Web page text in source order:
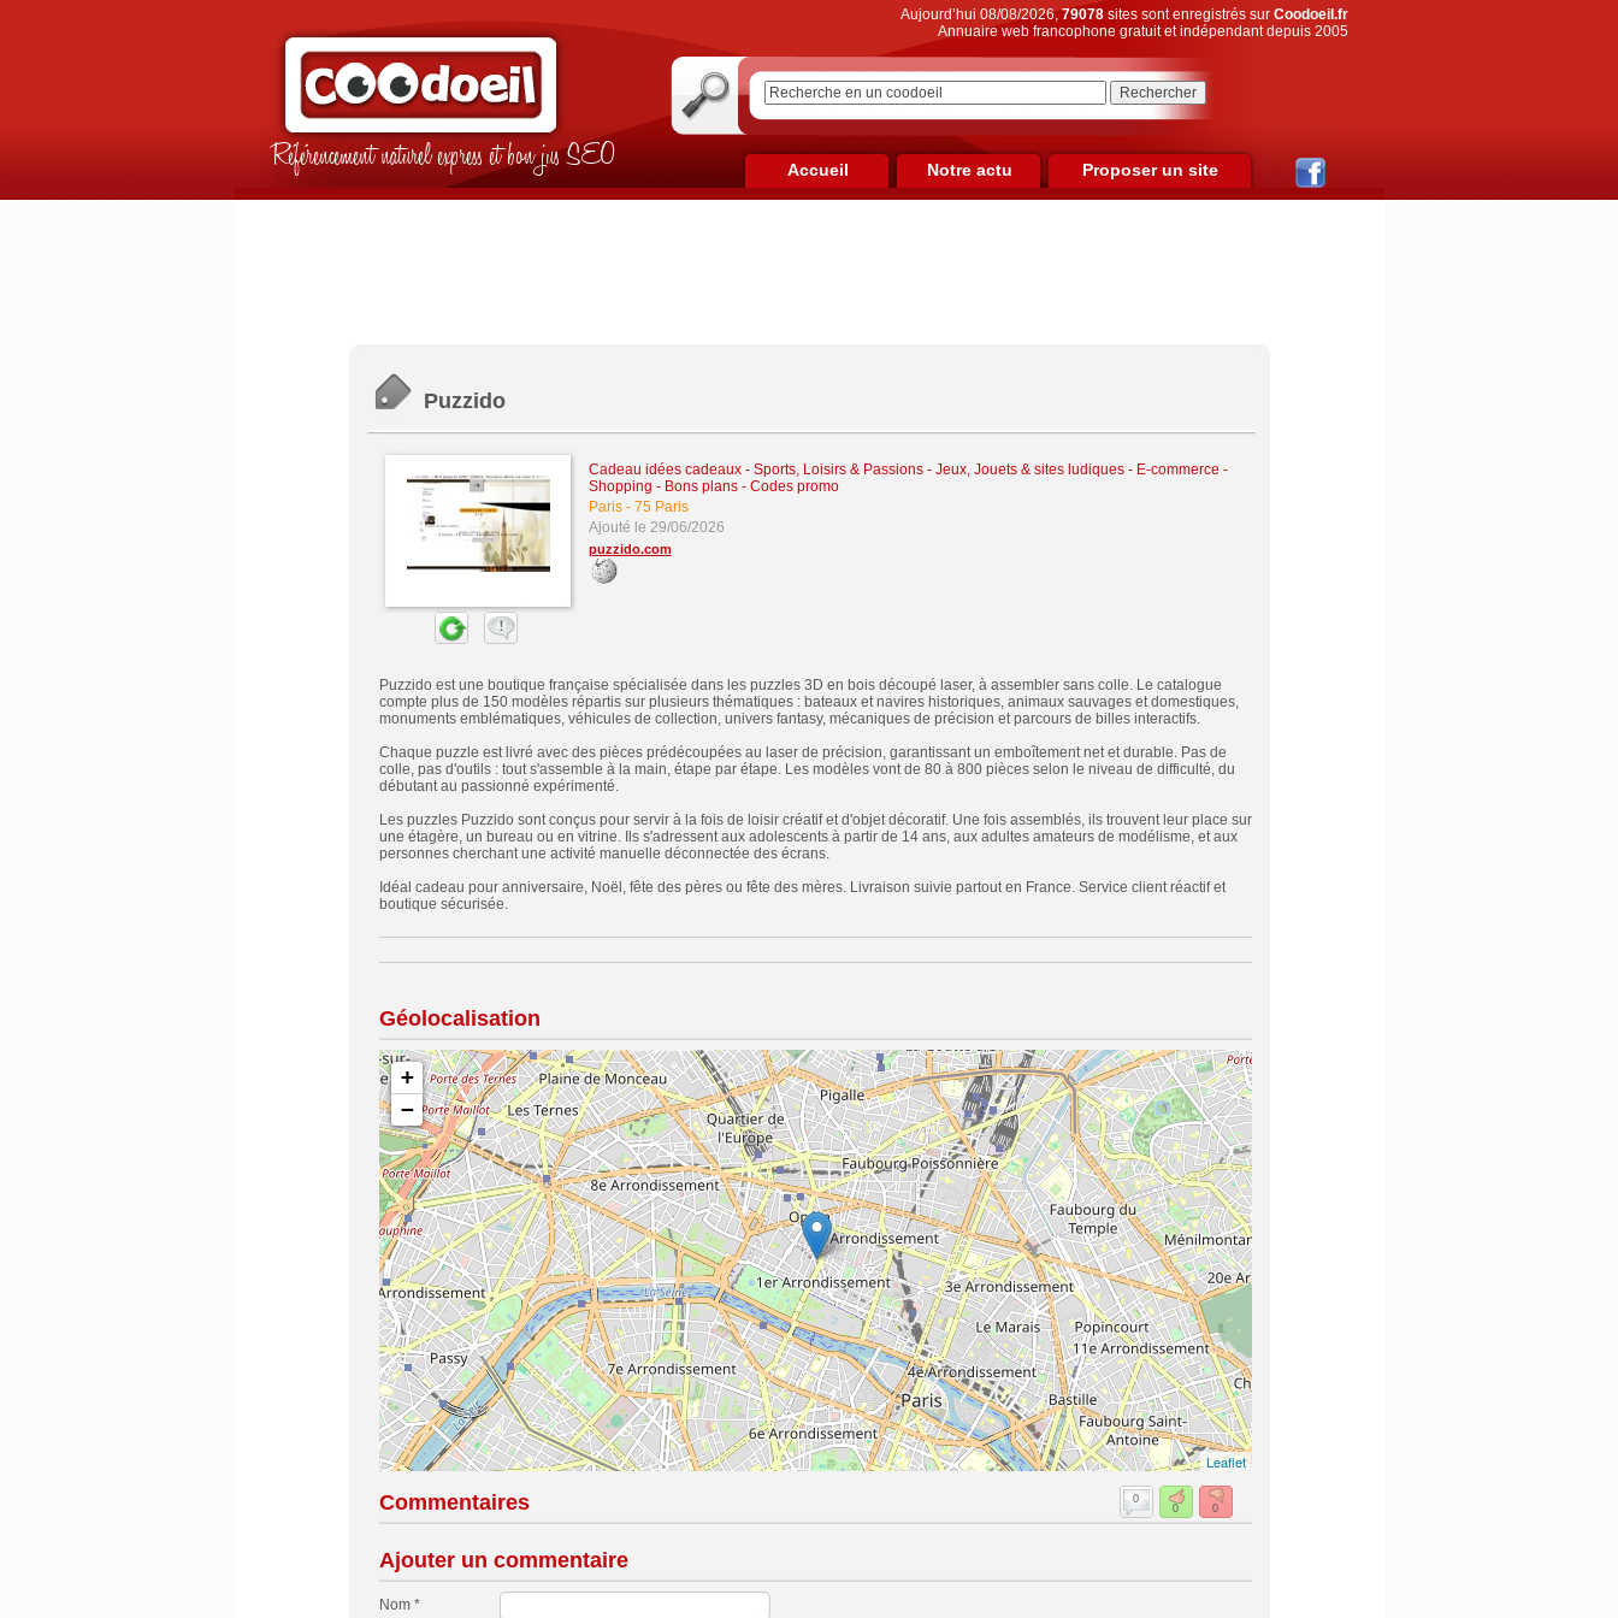
Référencement naturel express et bon jus SEO
Aujourd’hui 08/08/2026,79078sites sont enregistrés sur Coodoeil.fr
Annuaire web francophone gratuit et indépendant depuis 2005
Accueil Notre actu Proposer un site
Puzzido
Cadeau idées cadeaux- Sports, Loisirs & Passions- Jeux, Jouets & sites ludiques- E-commerce -
Shopping - Bons plans - Codes promo
Paris- 75 Paris
Ajouté le 29/06/2026
puzzido.com
Puzzido est une boutique française spécialisée dans les puzzles 3D en bois découpé laser, à assembler sans colle. Le catalogue
compte plus de 150 modèles répartis sur plusieurs thématiques : bateaux et navires historiques, animaux sauvages et domestiques,
monuments emblématiques, véhicules de collection, univers fantasy, mécaniques de précision et parcours de billes interactifs.
Chaque puzzle est livré avec des pièces prédécoupées au laser de précision, garantissant un emboîtement net et durable. Pas de
colle, pas d'outils : tout s'assemble à la main, étape par étape. Les modèles vont de 80 à 800 pièces selon le niveau de difficulté, du
débutant au passionné expérimenté.
Les puzzles Puzzido sont conçus pour servir à la fois de loisir créatif et d'objet décoratif. Une fois assemblés, ils trouvent leur place sur
une étagère, un bureau ou en vitrine. Ils s'adressent aux adolescents à partir de 14 ans, aux adultes amateurs de modélisme, et aux
personnes cherchant une activité manuelle déconnectée des écrans.
Idéal cadeau pour anniversaire, Noël, fête des pères ou fête des mères. Livraison suivie partout en France. Service client réactif et
boutique sécurisée.
Géolocalisation
+
−
Leaflet
Commentaires
0
0
0
Ajouter un commentaire
Nom *